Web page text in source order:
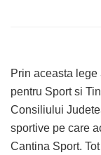
Prin aceasta
pentru Sport si
Consiliului
sportive pe care
Cantina Sport.